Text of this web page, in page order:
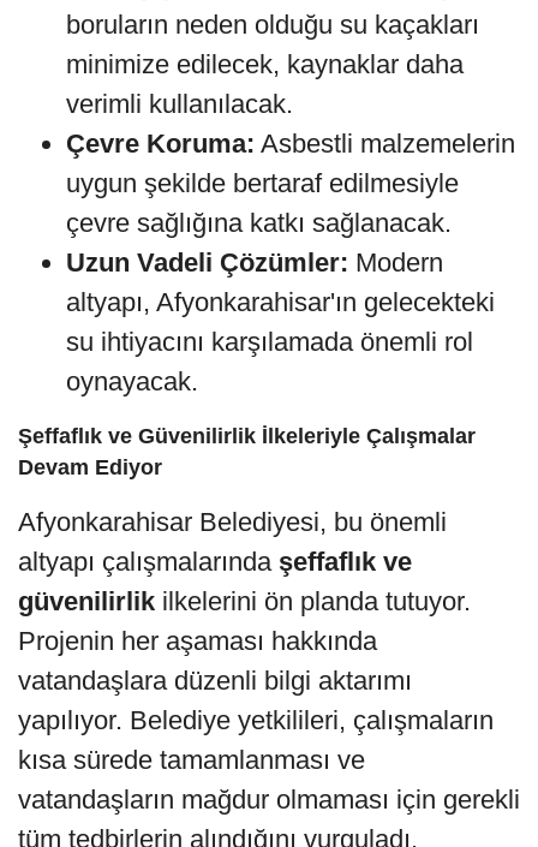
boruların neden olduğu su kaçakları
minimize edilecek, kaynaklar daha
verimli kullanılacak.
Çevre Koruma: Asbestli malzemelerin
uygun şekilde bertaraf edilmesiyle
çevre sağlığına katkı sağlanacak.
Uzun Vadeli Çözümler: Modern
altyapı, Afyonkarahisar'ın gelecekteki
su ihtiyacını karşılamada önemli rol
oynayacak.
Şeffaflık ve Güvenilirlik İlkeleriyle Çalışmalar
Devam Ediyor
Afyonkarahisar Belediyesi, bu önemli
altyapı çalışmalarında şeffaflık ve
güvenilirlik ilkelerini ön planda tutuyor.
Projenin her aşaması hakkında
vatandaşlara düzenli bilgi aktarımı
yapılıyor. Belediye yetkilileri, çalışmaların
kısa sürede tamamlanması ve
vatandaşların mağdur olmaması için gerekli
tüm tedbirlerin alındığını vurguladı.